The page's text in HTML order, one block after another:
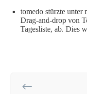
tomedo stürzte unter
Drag-and-drop von
Tagesliste, ab. Dies